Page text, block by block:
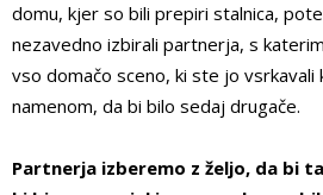
domu, kjer so bili prepiri stalnica,
nezavedno izbirali partnerja, s
vso domačo sceno, ki ste jo vsrkavali
namenom, da bi bilo sedaj drugače.
Partnerja izberemo z željo, da bi